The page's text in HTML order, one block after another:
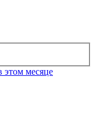
этом месяце